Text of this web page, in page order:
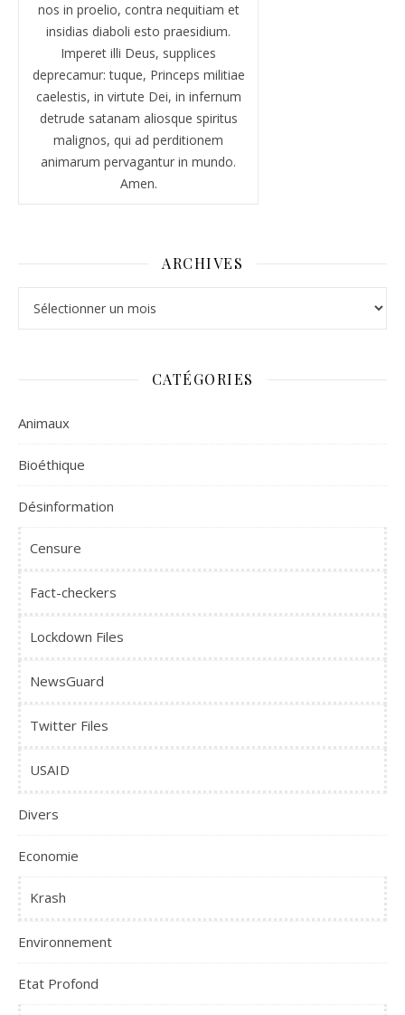
nos in proelio, contra nequitiam et
insidias diaboli esto praesidium.
Imperet illi Deus, supplices
deprecamur: tuque, Princeps militiae
caelestis, in virtute Dei, in infernum
detrude satanam aliosque spiritus
malignos, qui ad perditionem
animarum pervagantur in mundo.
Amen.
ARCHIVES
CATÉGORIES
Animaux
Bioéthique
Désinformation
Censure
Fact-checkers
Lockdown Files
NewsGuard
Twitter Files
USAID
Divers
Economie
Krash
Environnement
Etat Profond